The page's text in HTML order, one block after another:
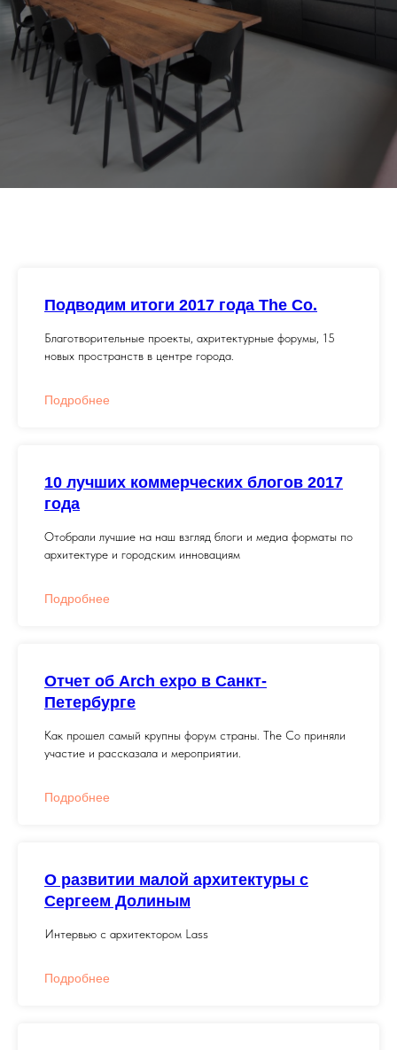
Подводим итоги 2017 года The Co.
Благотворительные проекты, ахритектурные форумы, 15
новых пространств в центре города.
Подробнее
10 лучших коммерческих блогов 2017
года
Отобрали лучшие на наш взгляд блоги и медиа форматы по
архитектуре и городским инновациям
Подробнее
Отчет об Arch expo в Санкт-
Петербурге
Как прошел самый крупны форум страны. The Co приняли
участие и рассказала и мероприятии.
Подробнее
О развитии малой архитектуры с
Сергеем Долиным
Интервью с архитектором Lass
Подробнее